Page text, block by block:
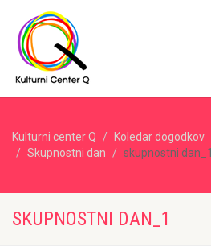
Kulturni center Q Koledar dogodkov
Skupnostni dan
skupnostni dan_1
SKUPNOSTNI DAN_1